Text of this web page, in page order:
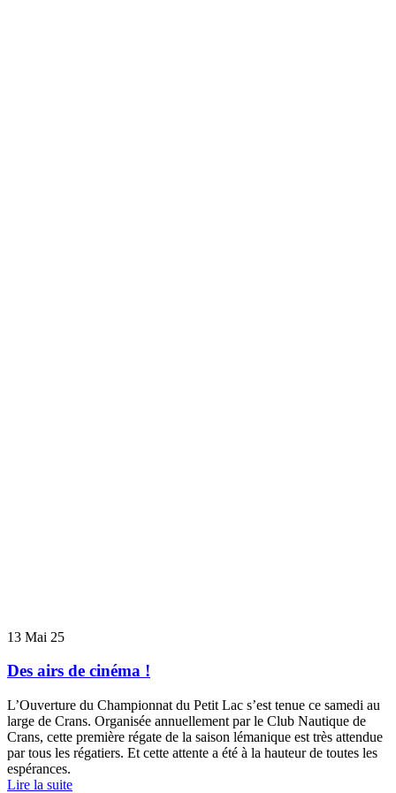
13 Mai 25
Des airs de cinéma !
L’Ouverture du Championnat du Petit Lac s’est tenue ce samedi au
large de Crans. Organisée annuellement par le Club Nautique de
Crans, cette première régate de la saison lémanique est très attendue
par tous les régatiers. Et cette attente a été à la hauteur de toutes les
espérances.
Lire la suite